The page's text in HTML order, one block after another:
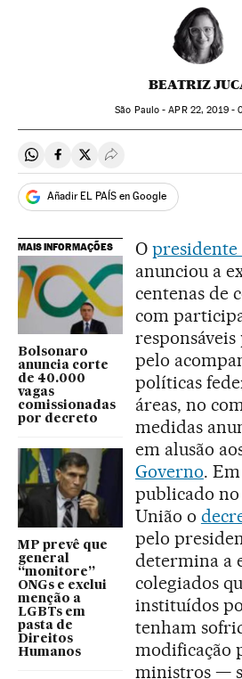
BEATRIZ
São Paulo -APR22, 2019 -
Compartir en Whatsapp
Compartir en Facebook
Compartir en Twitter
Desplegar Redes
Añadir EL PAÍS en Google
MAIS INFORMAÇÕES
Bolsonaro
anuncia corte
de 40.000
vagas
comissionadas
por decreto
MP prevê que
general
“monitore”
ONGs e exclui
menção a
LGBTs em
pasta de
Direitos
Humanos
O presidente
anunciou a
centenas de
com
pelo
políticas
áreas, no
medidas
em alusão
Governo.
publicado
União o
pelo
determina a
colegiados
instituídos
tenham
modificação
ministros —